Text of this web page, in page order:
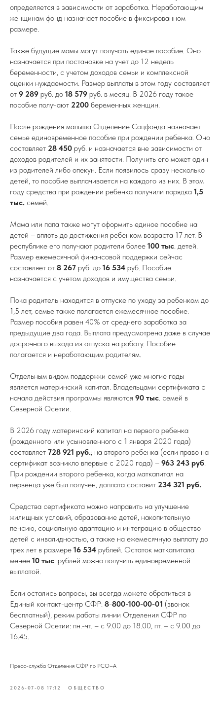
определяется в зависимости от заработка. Неработающим
женщинам фонд назначает пособие в фиксированном
размере.
Также будущие мамы могут получать единое пособие. Оно
назначается при постановке на учет до 12 недель
беременности, с учетом доходов семьи и комплексной
оценки нуждаемости. Размер выплаты в этом году составляет
от 9 289 руб. до 18 579 руб. в месяц. В 2026 году такое
пособие получают 2200 беременных женщин.
После рождения малыша Отделение Соцфонда назначает
семье единовременное пособие при рождении ребенка. Оно
составляет 28 450 руб. и назначается вне зависимости от
доходов родителей и их занятости. Получить его может один
из родителей либо опекун. Если появилось сразу несколько
детей, то пособие выплачивается на каждого из них. В этом
году средства при рождении ребенка получили порядка 1,5
тыс. семей.
Мама или папа также могут оформить единое пособие на
детей – вплоть до достижения ребенком возраста 17 лет. В
республике его получают родители более 100 тыс. детей.
Размер ежемесячной финансовой поддержки сейчас
составляет от 8 267 руб. до 16 534 руб. Пособие
назначается с учетом доходов и имущества семьи.
Пока родитель находится в отпуске по уходу за ребенком до
1,5 лет, семье также полагается ежемесячное пособие.
Размер пособия равен 40% от среднего заработка за
предыдущие два года. Выплата предусмотрена даже в случае
досрочного выхода из отпуска на работу. Пособие
полагается и неработающим родителям.
Отдельным видом поддержки семей уже многие годы
является материнский капитал. Владельцами сертификата с
начала действия программы являются 90 тыс. семей в
Северной Осетии.
В 2026 году материнский капитал на первого ребенка
(рожденного или усыновленного с 1 января 2020 года)
составляет 728 921 руб.; на второго ребенка (если право на
сертификат возникло впервые с 2020 года) – 963 243 руб.
При рождении второго ребенка, когда маткапитал на
первенца уже был получен, доплата составит 234 321 руб.
Средства сертификата можно направить на улучшение
жилищных условий, образование детей, накопительную
пенсию, социальную адаптацию и интеграцию в общество
детей с инвалидностью, а также на ежемесячную выплату до
трех лет в размере 16 534 рублей. Остаток маткапитала
менее 10 тыс. рублей можно получить единовременной
выплатой.
Если остались вопросы, вы всегда можете обратиться в
Единый контакт-центр СФР: 8-800-100-00-01 (звонок
бесплатный), режим работы линии Отделения СФР по
Северной Осетии: пн.-чт. – с 9.00 до 18.00, пт. – с 9.00 до
16.45.
Пресс-служба Отделения СФР по РСО–А
2026-07-08 17:12 ОБЩЕСТВО